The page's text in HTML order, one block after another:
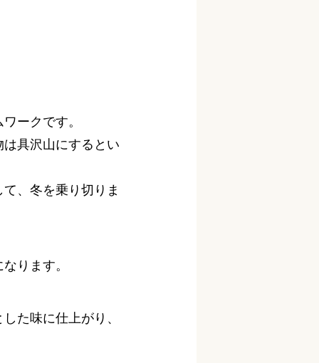
ークです。
具沢山にするとい
、冬を乗り切りま
ります。
た味に仕上がり、